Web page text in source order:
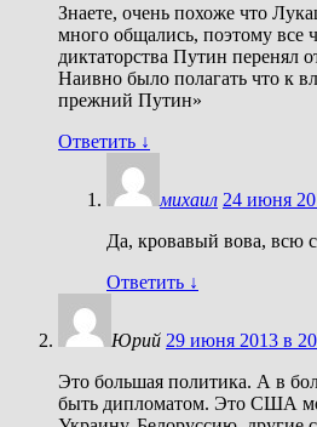
Знаете, очень похоже что
много общались, поэтому все
диктаторства Путин перенял
Наивно было полагать что к
прежний Путин»
Ответить ↓
михаил 24 июня
Да, кровавый вова, всю
Ответить ↓
Юрий 29 июня 2013 в
Это большая политика. А в
быть дипломатом. Это США